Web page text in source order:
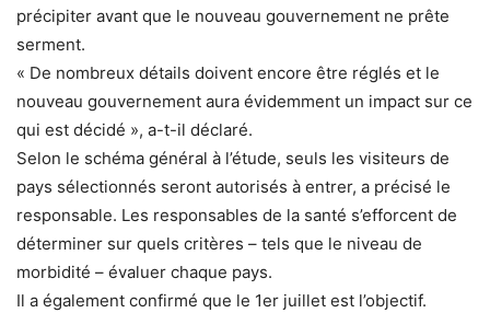
précipiter avant que le nouveau gouvernement ne prête
serment.
« De nombreux détails doivent encore être réglés et le
nouveau gouvernement aura évidemment un impact sur ce
qui est décidé », a-t-il déclaré.
Selon le schéma général à l’étude, seuls les visiteurs de
pays sélectionnés seront autorisés à entrer, a précisé le
responsable. Les responsables de la santé s’efforcent de
déterminer sur quels critères – tels que le niveau de
morbidité – évaluer chaque pays.
Il a également confirmé que le 1er juillet est l’objectif.